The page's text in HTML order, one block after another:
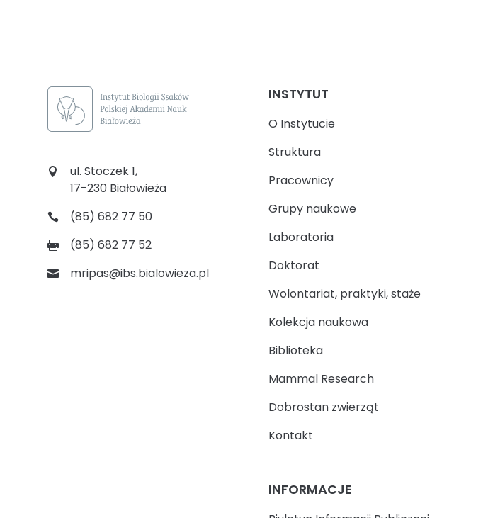
ul. Stoczek 1,
17-230 Białowieża
(85) 682 77 50
(85) 682 77 52
mripas@ibs.bialowieza.pl
INSTYTUT
O Instytucie
Struktura
Pracownicy
Grupy naukowe
Laboratoria
Doktorat
Wolontariat, praktyki, staże
Kolekcja naukowa
Biblioteka
Mammal Research
Dobrostan zwierząt
Kontakt
INFORMACJE